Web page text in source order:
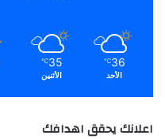
36
℃
الأحد
35
℃
الأثنين
اعلانك يحقق اهدافك